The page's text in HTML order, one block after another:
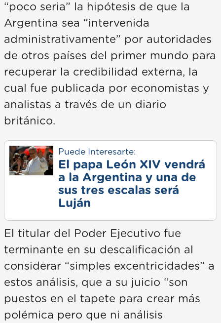
“poco seria” la hipótesis de que la
Argentina sea “intervenida
administrativamente” por autoridades
de otros países del primer mundo para
recuperar la credibilidad externa, la
cual fue publicada por economistas y
analistas a través de un diario
británico.
Puede Interesarte:
El papa León XIV vendrá
a la Argentina y una de
sus tres escalas será
Luján
El titular del Poder Ejecutivo fue
terminante en su descalificación al
considerar “simples excentricidades” a
estos análisis, que a su juicio “son
puestos en el tapete para crear más
polémica pero que ni análisis